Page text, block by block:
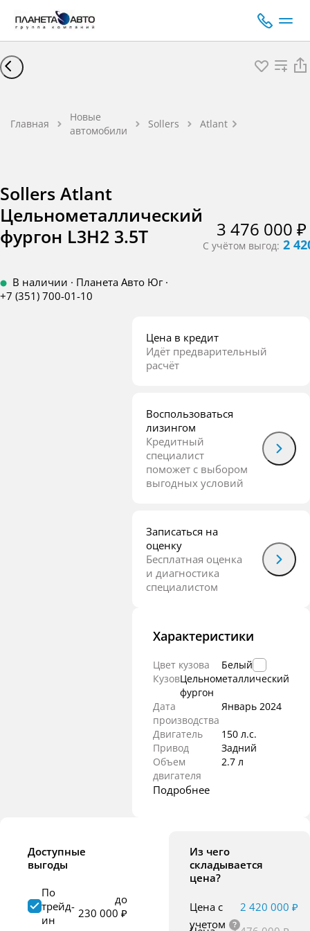
Главная
Новые
автомобили
Sollers Atlant
Sollers Atlant
Цельнометаллический
фургон L3H2 3.5T
В наличии · Планета Авто Юг·
+7 (351) 700-01-10
3 476 000 ₽
С учётом выгод: 2
Цена в кредит
Идёт предварительный
расчёт
Воспользоваться
лизингом
Кредитный
специалист
поможет с выбором
выгодных условий
Записаться на
оценку
Бесплатная оценка
и диагностика
специалистом
Характеристики
Цвет кузова
Белый
КузовЦельнометаллический
фургон
Дата
производства
Январь 2024
Двигатель
150 л.с.
Привод
Задний
Объем
двигателя
2.7 л
Подробнее
Доступные
выгоды
до
230 000 ₽
По
трейд-
ин
Из чего
складывается
цена?
Цена с
учетом
2 420 000 ₽